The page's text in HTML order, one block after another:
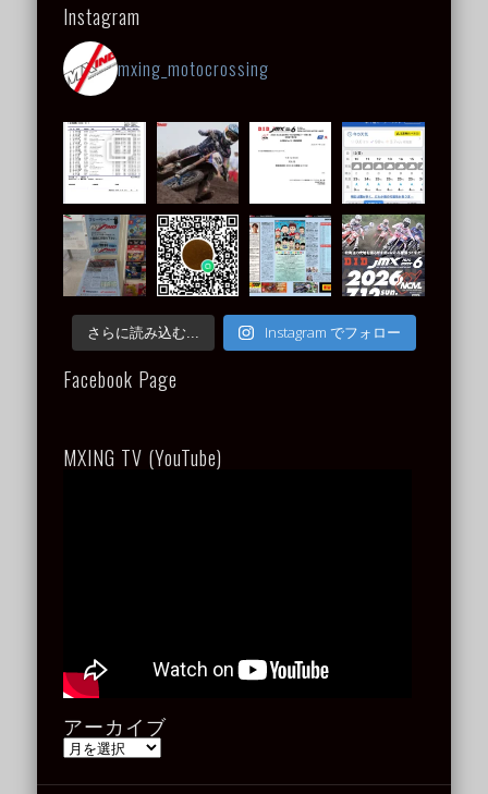
Instagram
mxing_motocrossing
さらに読み込む... Instagram でフォロー
Facebook Page
MXING TV (YouTube)
アーカイブ
ア
ー